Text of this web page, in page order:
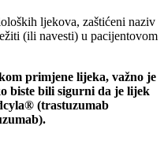
ljekova, zaštićeni naziv
(ili navesti) u pacijentovom
primjene lijeka, važno je
biste bili sigurni da je lijek
(trastuzumab